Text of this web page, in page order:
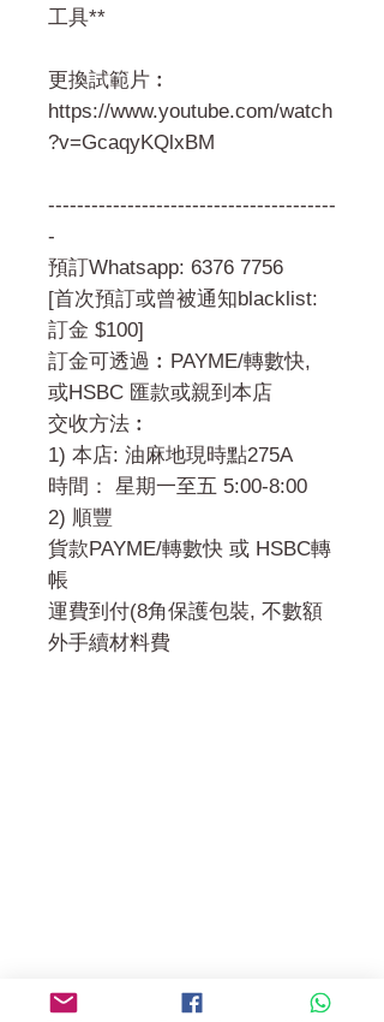
工具**
更換試範片︰
https://www.youtube.com/watch
?v=GcaqyKQlxBM
----------------------------------------
-
預訂Whatsapp: 6376 7756
[首次預訂或曾被通知blacklist:
訂金 $100]
訂金可透過︰PAYME/轉數快,
或HSBC 匯款或親到本店
交收方法︰
1) 本店: 油麻地現時點275A
時間： 星期一至五 5:00-8:00
2) 順豐
貨款PAYME/轉數快 或 HSBC轉
帳
運費到付(8角保護包裝, 不數額
外手續材料費
275A, 2/F, Ins Point